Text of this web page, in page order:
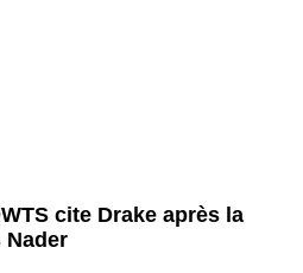
cite Drake après la
Nader